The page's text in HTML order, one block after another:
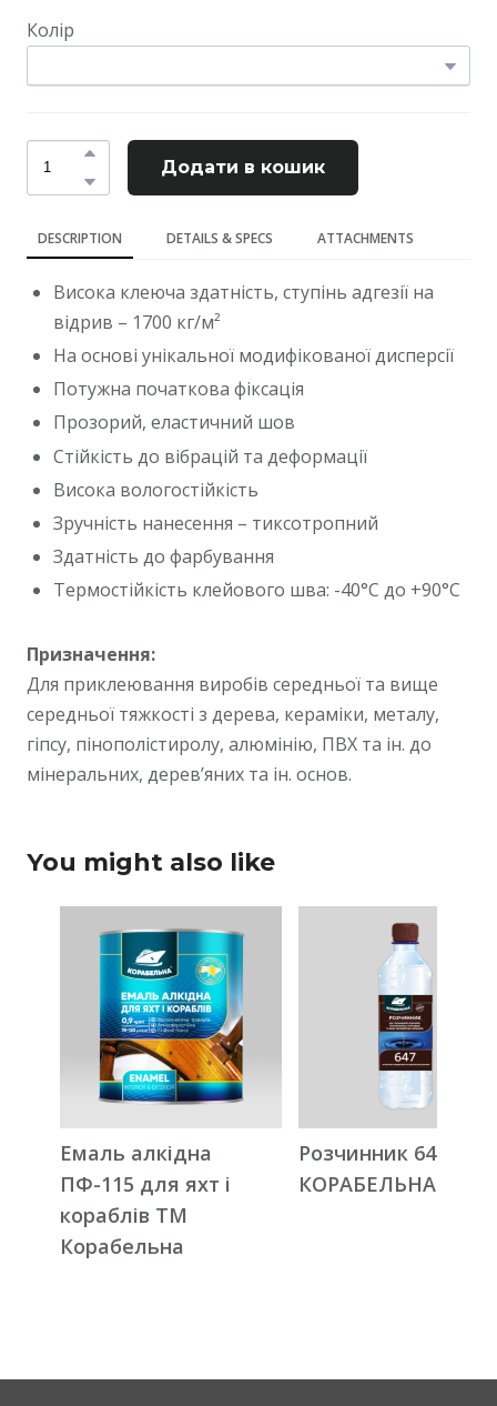
Колір
Додати в кошик
DESCRIPTION DETAILS & SPECS ATTACHMENTS
Висока клеюча здатність, ступінь адгезії на
відрив – 1700 кг/м²
На основі унікальної модифікованої дисперсії
Потужна початкова фіксація
Прозорий, еластичний шов
Стійкість до вібрацій та деформації
Висока вологостійкість
Зручність нанесення – тиксотропний
Здатність до фарбування
Термостійкість клейового шва: -40°С до +90°С
Призначення:
Для приклеювання виробів середньої та вище
середньої тяжкості з дерева, кераміки, металу,
гіпсу, пінополістиролу, алюмінію, ПВХ та ін. до
мінеральних, дерев’яних та ін. основ.
You might also like
Емаль алкідна
ПФ-115 для яхт і
кораблів ТМ
Корабельна
Розчинник 647 ТМ
КОРАБЕЛЬНА